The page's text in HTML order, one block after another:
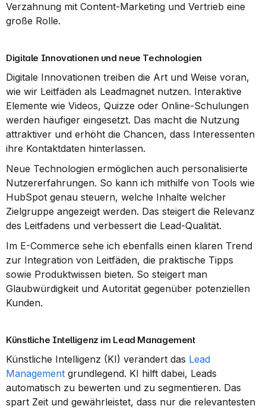
Verzahnung mit Content-Marketing und Vertrieb eine
große Rolle.
Digitale Innovationen und neue Technologien
Digitale Innovationen treiben die Art und Weise voran,
wie wir Leitfäden als Leadmagnet nutzen. Interaktive
Elemente wie Videos, Quizze oder Online-Schulungen
werden häufiger eingesetzt. Das macht die Nutzung
attraktiver und erhöht die Chancen, dass Interessenten
ihre Kontaktdaten hinterlassen.
Neue Technologien ermöglichen auch personalisierte
Nutzererfahrungen. So kann ich mithilfe von Tools wie
HubSpot genau steuern, welche Inhalte welcher
Zielgruppe angezeigt werden. Das steigert die Relevanz
des Leitfadens und verbessert die Lead-Qualität.
Im E-Commerce sehe ich ebenfalls einen klaren Trend
zur Integration von Leitfäden, die praktische Tipps
sowie Produktwissen bieten. So steigert man
Glaubwürdigkeit und Autorität gegenüber potenziellen
Kunden.
Künstliche Intelligenz im Lead Management
Künstliche Intelligenz (KI) verändert das Lead
Management grundlegend. KI hilft dabei, Leads
automatisch zu bewerten und zu segmentieren. Das
spart Zeit und gewährleistet, dass nur die relevantesten